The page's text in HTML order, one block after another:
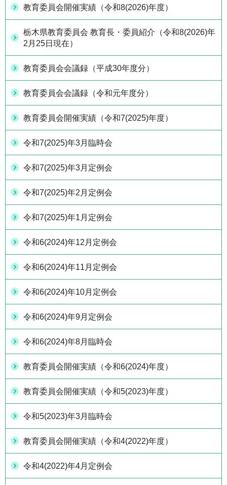
教育委員会開催実績（令和8(2026)年度）
栃木県教育委員会 教育長・委員紹介（令和8(2026)年
2月25日現在）
教育委員会会議録（平成30年度分）
教育委員会会議録（令和元年度分）
教育委員会開催実績（令和7(2025)年度）
令和7(2025)年3月臨時会
令和7(2025)年3月定例会
令和7(2025)年2月定例会
令和7(2025)年1月定例会
令和6(2024)年12月定例会
令和6(2024)年11月定例会
令和6(2024)年10月定例会
令和6(2024)年9月定例会
令和6(2024)年8月臨時会
教育委員会開催実績（令和6(2024)年度）
教育委員会開催実績（令和5(2023)年度）
令和5(2023)年3月臨時会
教育委員会開催実績（令和4(2022)年度）
令和4(2022)年4月定例会